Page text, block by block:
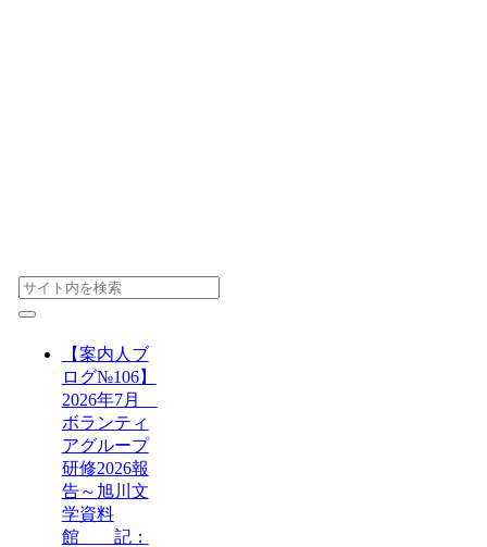
【案内人ブ
ログ№106】
2026年7月
ボランティ
アグループ
研修2026報
告～旭川文
学資料
館 記：